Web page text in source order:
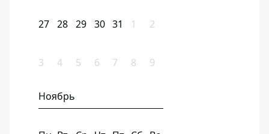
27 28 29 30 31 1 2
3 4 5 6 7 8 9
Ноябрь